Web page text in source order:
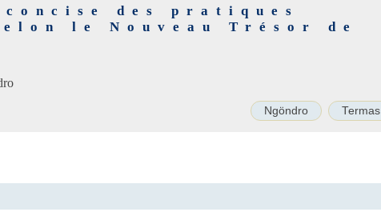
des pratiques
le Nouveau Trésor de
Ngöndro Termas